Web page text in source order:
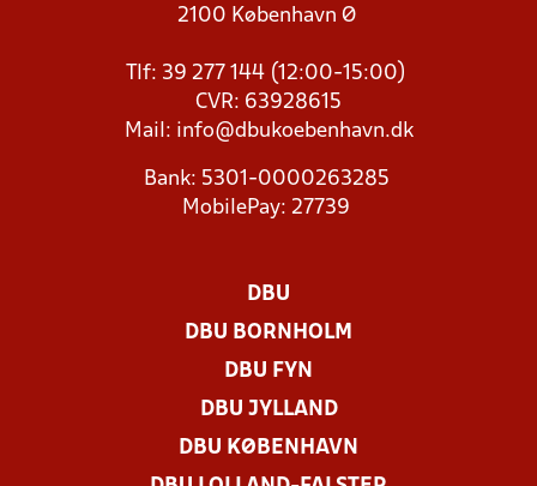
2100 København Ø
Tlf: 39 277 144 (12:00-15:00)
CVR: 63928615
Mail: info@dbukoebenhavn.dk
Bank: 5301-0000263285
MobilePay: 27739
DBU
DBU BORNHOLM
DBU FYN
DBU JYLLAND
DBU KØBENHAVN